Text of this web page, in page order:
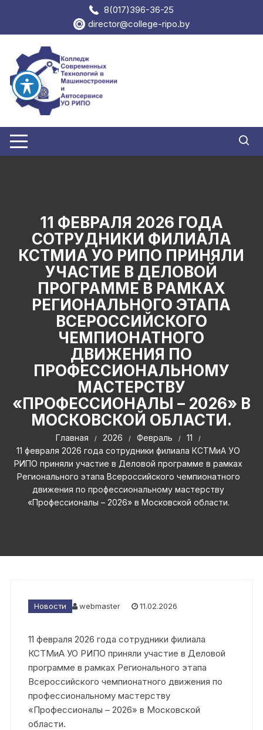
содержимому
8(017)396-36-25
director@college-ripo.by
11 ФЕВРАЛЯ 2026 ГОДА
СОТРУДНИКИ ФИЛИАЛА
КСТМИА УО РИПО ПРИНЯЛИ
УЧАСТИЕ В ДЕЛОВОЙ
ПРОГРАММЕ В РАМКАХ
РЕГИОНАЛЬНОГО ЭТАПА
ВСЕРОССИЙСКОГО
ЧЕМПИОНАТНОГО
ДВИЖЕНИЯ ПО
ПРОФЕССИОНАЛЬНОМУ
МАСТЕРСТВУ
«ПРОФЕССИОНАЛЫ – 2026» В
МОСКОВСКОЙ ОБЛАСТИ.
Главная 2026 Февраль
11
11 февраля 2026 года сотрудники филиала КСТМиА УО
РИПО приняли участие в Деловой программе в рамках
Регионального этапа Всероссийского чемпионатного
движения по профессиональному мастерству
«Профессионалы – 2026» в Московской области.
Новости webmaster 11.02.2026
11 февраля 2026 года сотрудники филиала
КСТМиА УО РИПО приняли участие в Деловой
программе в рамках Регионального этапа
Всероссийского чемпионатного движения по
профессиональному мастерству
«Профессионалы – 2026» в Московской
области.